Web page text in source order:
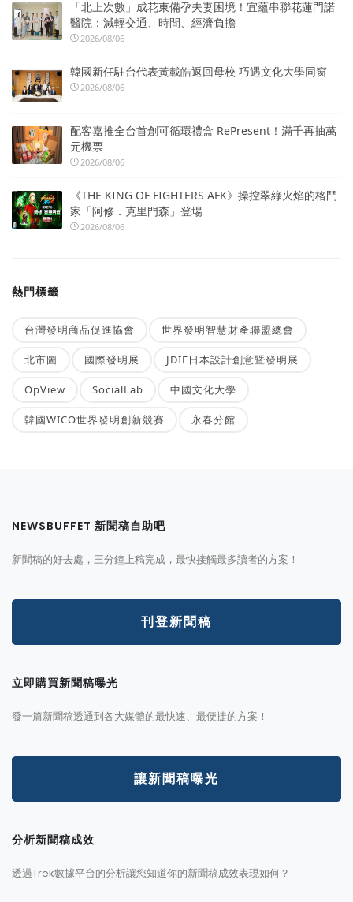
「北上次數」成花東備孕夫妻困境！宜蘊串聯花蓮門諾
醫院：減輕交通、時間、經濟負擔
2026/08/06
韓國新任駐台代表黃載皓返回母校 巧遇文化大學同窗
2026/08/06
配客嘉推全台首創可循環禮盒 RePresent！滿千再抽萬
元機票
2026/08/06
《THE KING OF FIGHTERS AFK》操控翠綠火焰的格鬥
家「阿修．克里門森」登場
2026/08/06
熱門標籤
台灣發明商品促進協會 世界發明智慧財產聯盟總會
北市圖 國際發明展 JDIE日本設計創意暨發明展
OpView SocialLab 中國文化大學
韓國WICO世界發明創新競賽 永春分館
NEWSBUFFET 新聞稿自助吧
新聞稿的好去處，三分鐘上稿完成，最快接觸最多讀者的方案！
刊登新聞稿
立即購買新聞稿曝光
發一篇新聞稿透通到各大媒體的最快速、最便捷的方案！
讓新聞稿曝光
分析新聞稿成效
透過Trek數據平台的分析讓您知道你的新聞稿成效表現如何？